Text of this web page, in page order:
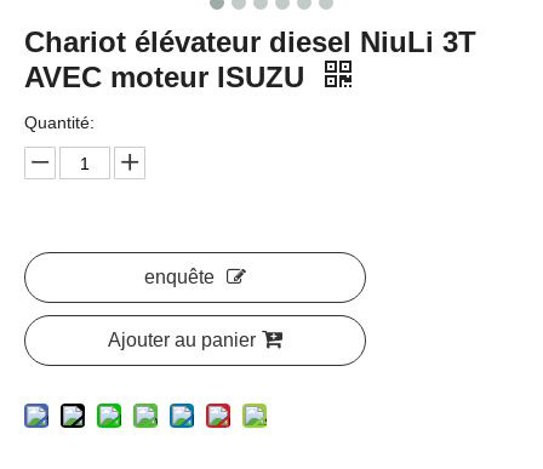
Chariot élévateur diesel NiuLi 3T
AVEC moteur ISUZU
Quantité:
enquête
Ajouter au panier